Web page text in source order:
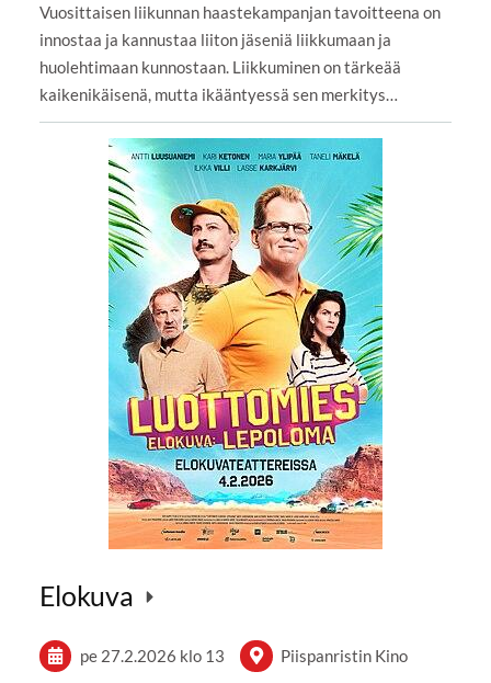
Vuosittaisen liikunnan haastekampanjan tavoitteena on
innostaa ja kannustaa liiton jäseniä liikkumaan ja
huolehtimaan kunnostaan. Liikkuminen on tärkeää
kaikenikäisenä, mutta ikääntyessä sen merkitys…
Elokuva
pe 27.2.2026 klo 13 Piispanristin Kino